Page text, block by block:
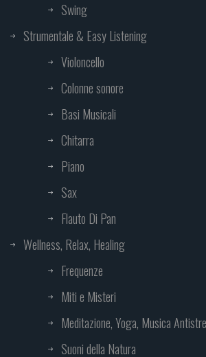
Swing
Strumentale & Easy Listening
Violoncello
Colonne sonore
Basi Musicali
Chitarra
Piano
Sax
Flauto Di Pan
Wellness, Relax, Healing
Frequenze
Miti e Misteri
Meditazione, Yoga, Musica
Suoni della Natura